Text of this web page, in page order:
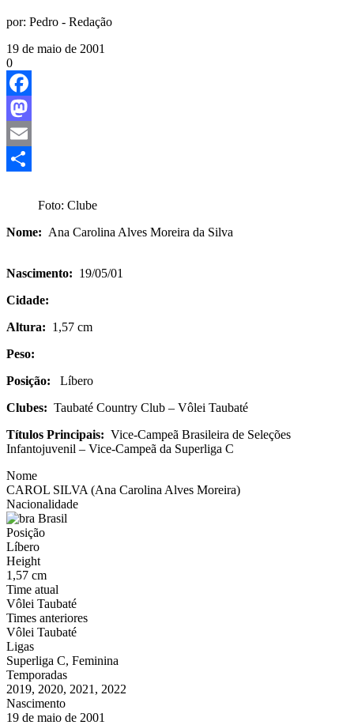
por: Pedro - Redação
19 de maio de 2001
0
Facebook
Mastodon
Email
Foto: Clube
Nome: Ana Carolina Alves Moreira da Silva
Nascimento: 19/05/01
Cidade:
Altura: 1,57 cm
Peso:
Posição: Líbero
Clubes: Taubaté Country Club – Vôlei Taubaté
Títulos Principais: Vice-Campeã Brasileira de Seleções
Infantojuvenil – Vice-Campeã da Superliga C
Nome
CAROL SILVA (Ana Carolina Alves Moreira)
Nacionalidade
Brasil
Posição
Líbero
Height
1,57 cm
Time atual
Vôlei Taubaté
Times anteriores
Vôlei Taubaté
Ligas
Superliga C, Feminina
Temporadas
2019, 2020, 2021, 2022
Nascimento
19 de maio de 2001